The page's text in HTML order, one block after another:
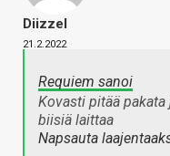
Diizzel
21.2.2022
Requiem sanoi
Kovasti pitää
biisiä laittaa
Napsauta